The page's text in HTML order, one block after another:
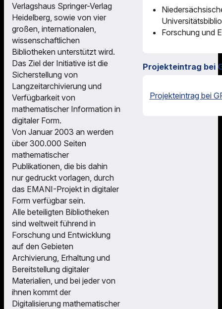
Verlagshaus Springer-Verlag
Heidelberg, sowie von vier
großen, internationalen,
wissenschaftlichen
Bibliotheken unterstützt wird.
Das Ziel der Initiative ist die
Sicherstellung von
Langzeitarchivierung und
Verfügbarkeit von
mathematischer Information in
digitaler Form.
Von Januar 2003 an werden
über 300.000 Seiten
mathematischer
Publikationen, die bis dahin
nur gedruckt vorlagen, durch
das EMANI-Projekt in digitaler
Form verfügbar sein.
Alle beteiligten Bibliotheken
sind weltweit führend in
Forschung und Entwicklung
auf den Gebieten
Archivierung, Erhaltung und
Bereitstellung digitaler
Materialien, und bei jeder von
ihnen kommt der
Digitalisierung mathematischer
Forschung und
Projekteintrag bei
Projekteintrag bei